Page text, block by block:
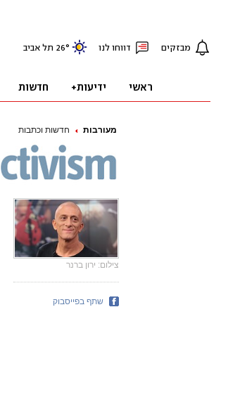
מעורבות חדשות וכתבות
צילום: ירון ברנר
שתף בפייסבוק